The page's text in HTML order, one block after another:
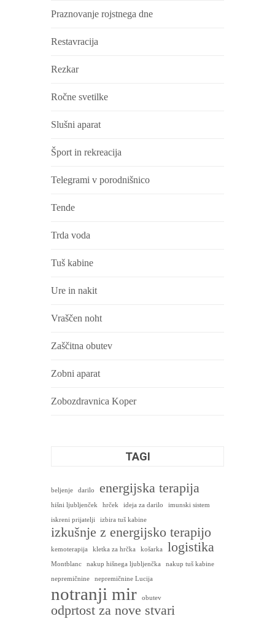
Praznovanje rojstnega dne
Restavracija
Rezkar
Ročne svetilke
Slušni aparat
Šport in rekreacija
Telegrami v porodnišnico
Tende
Trda voda
Tuš kabine
Ure in nakit
Vraščen noht
Zaščitna obutev
Zobni aparat
Zobozdravnica Koper
TAGI
beljenje darilo energijska terapija
hišni ljubljenček hrček ideja za darilo imunski sistem
iskreni prijatelji izbira tuš kabine
izkušnje z energijsko terapijo
kemoterapija kletka za hrčka košarka logistika
Montblanc nakup hišnega ljubljenčka nakup tuš kabine
nepremičnine nepremičnine Lucija
notranji mir obutev
odprtost za nove stvari